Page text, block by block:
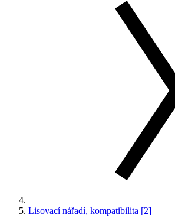
Lisovací nářadí, kompatibilita [2]